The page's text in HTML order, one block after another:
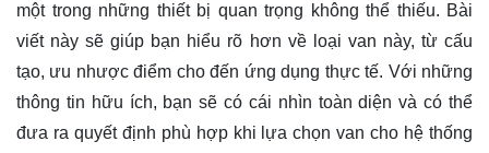
một trong những thiết bị quan trọng không thể thiếu. Bài
viết này sẽ giúp bạn hiểu rõ hơn về loại van này, từ cấu
tạo, ưu nhược điểm cho đến ứng dụng thực tế. Với những
thông tin hữu ích, bạn sẽ có cái nhìn toàn diện và có thể
đưa ra quyết định phù hợp khi lựa chọn van cho hệ thống